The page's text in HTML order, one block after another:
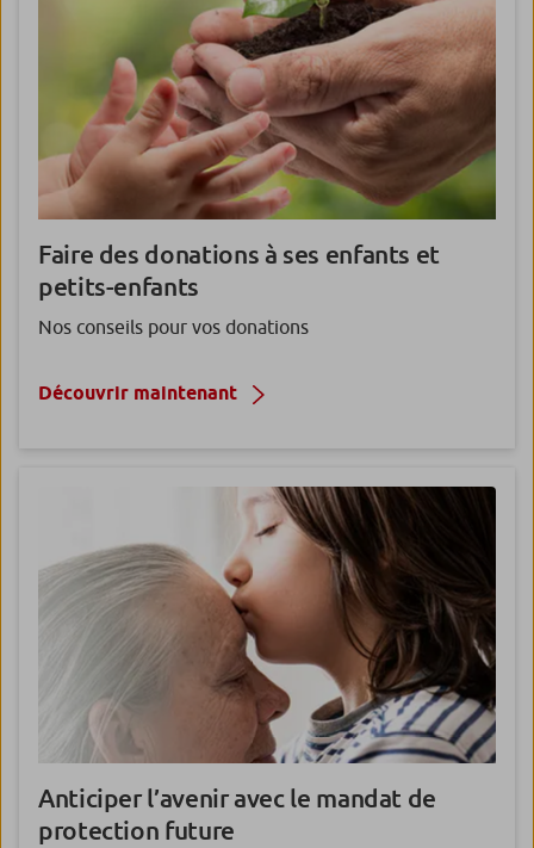
Faire des donations à ses enfants et
petits-enfants
Nos conseils pour vos donations
Découvrir maintenant
Anticiper l’avenir avec le mandat de
protection future